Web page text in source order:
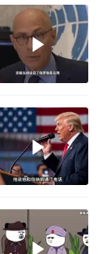
蓬逝世
购飞机票7分钟后退票被扣2022元
健康中国